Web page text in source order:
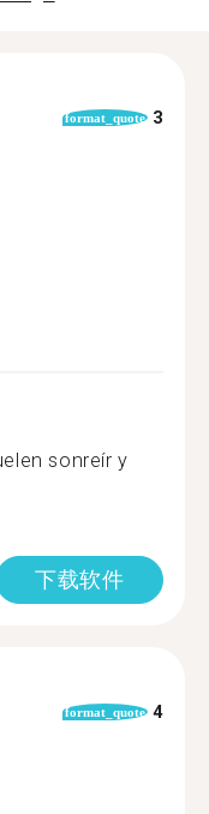
format_quote 3
sonreír y
下载软件
format_quote 4